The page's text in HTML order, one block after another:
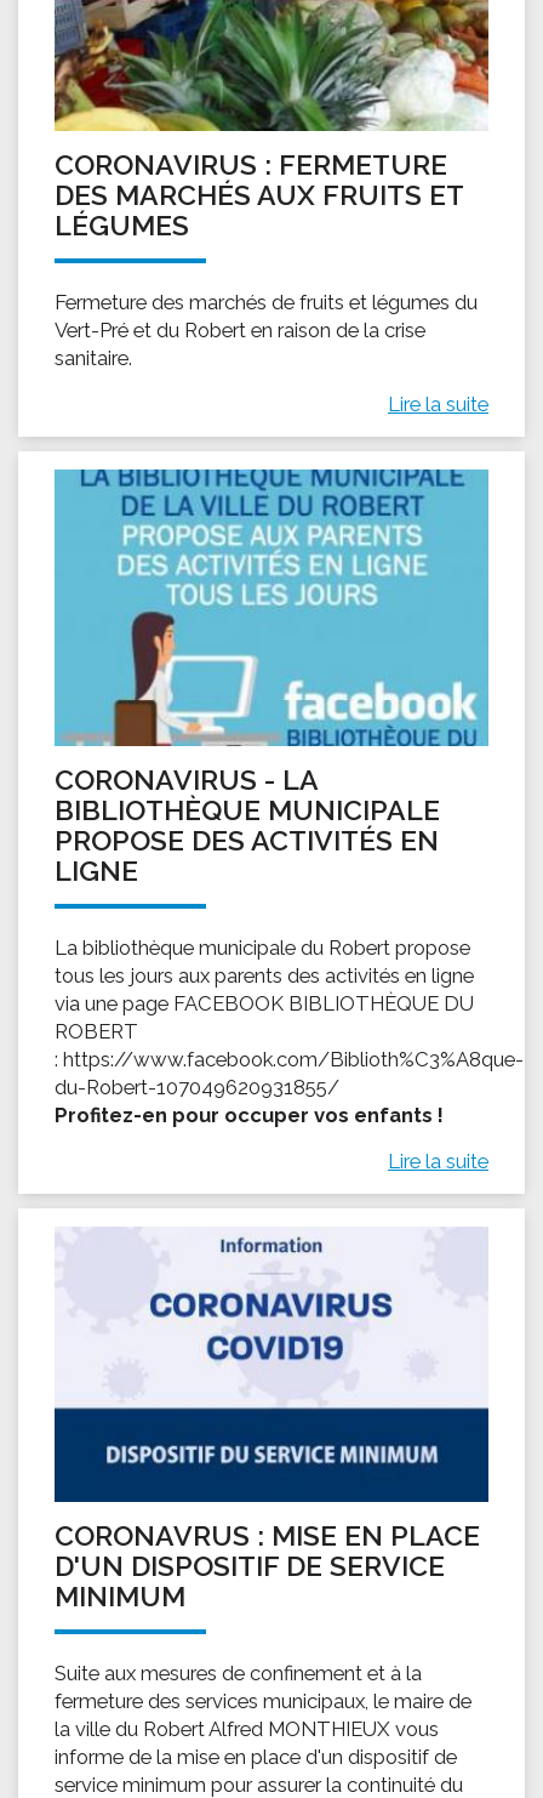
CORONAVIRUS : FERMETURE
DES MARCHÉS AUX FRUITS ET
LÉGUMES
Fermeture des marchés de fruits et légumes du
Vert-Pré et du Robert en raison de la crise
sanitaire.
Lire la suite
CORONAVIRUS - LA
BIBLIOTHÈQUE MUNICIPALE
PROPOSE DES ACTIVITÉS EN
LIGNE
La bibliothèque municipale du Robert propose
tous les jours aux parents des activités en ligne
via une page FACEBOOK BIBLIOTHÈQUE DU
ROBERT
: https://www.facebook.com/Biblioth%C3%A8que-
du-Robert-107049620931855/
Profitez-en pour occuper vos enfants !
Lire la suite
CORONAVRUS : MISE EN PLACE
D'UN DISPOSITIF DE SERVICE
MINIMUM
Suite aux mesures de confinement et à la
fermeture des services municipaux, le maire de
la ville du Robert Alfred MONTHIEUX vous
informe de la mise en place d'un dispositif de
service minimum pour assurer la continuité du